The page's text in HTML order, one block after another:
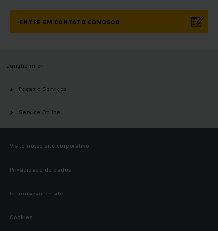
ENTRE EM CONTATO CONOSCO
Jungheinrich
Peças e Serviços
Service Online
Visite nosso site corporativo
Privacidade de dados
Informação do site
Cookies